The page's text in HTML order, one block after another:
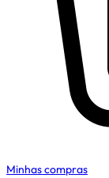
Minhas compras